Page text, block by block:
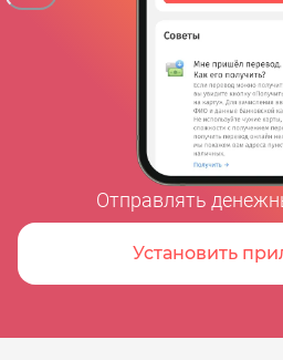
Отправлять
Установить